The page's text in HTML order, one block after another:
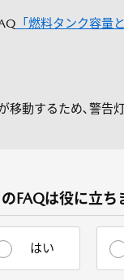
「燃料タンク容量
動するため､警告
FAQは役に立ち
はい